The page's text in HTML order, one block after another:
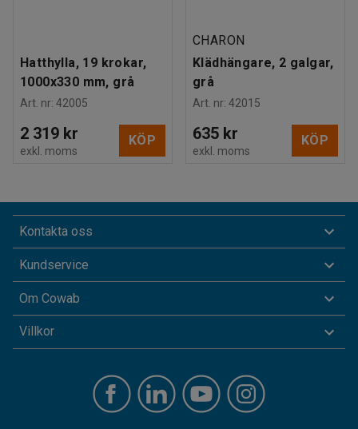
Hatthylla, 19 krokar,
1000x330 mm, grå
Art. nr: 42005
2 319 kr
exkl. moms
KÖP
CHARON
Klädhängare, 2 galgar,
grå
Art. nr: 42015
635 kr
exkl. moms
KÖP
Kontakta oss
Kundservice
Om Cowab
Villkor